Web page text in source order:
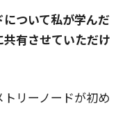
ついて私が学んだ
有させていただけ
リーノードが初め